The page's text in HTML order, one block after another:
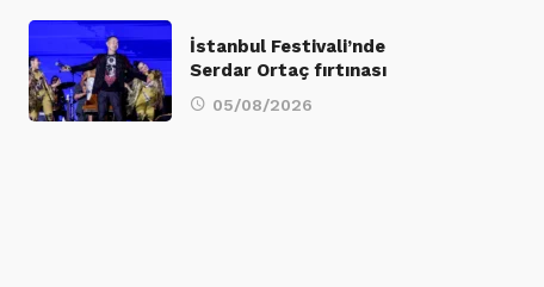
İstanbul Festivali’nde
Serdar Ortaç fırtınası
05/08/2026